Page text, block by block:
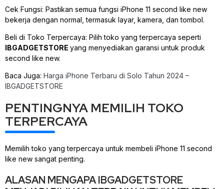
Cek Fungsi: Pastikan semua fungsi iPhone 11 second like new
bekerja dengan normal, termasuk layar, kamera, dan tombol.
Beli di Toko Terpercaya: Pilih toko yang terpercaya seperti
IBGADGETSTORE yang menyediakan garansi untuk produk
second like new.
Baca Juga: Harga iPhone Terbaru di Solo Tahun 2024 –
IBGADGETSTORE
PENTINGNYA MEMILIH TOKO
TERPERCAYA
Memilih toko yang terpercaya untuk membeli iPhone 11 second
like new sangat penting.
ALASAN MENGAPA IBGADGETSTORE